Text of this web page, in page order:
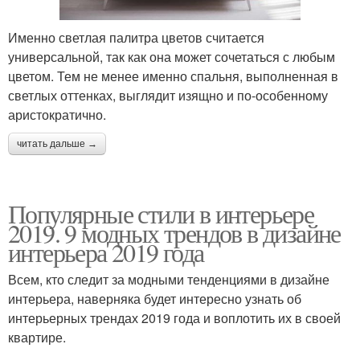
Именно светлая палитра цветов считается
универсальной, так как она может сочетаться с любым
цветом. Тем не менее именно спальня, выполненная в
светлых оттенках, выглядит изящно и по-особенному
аристократично.
читать дальше →
Популярные стили в интерьере
2019. 9 модных трендов в дизайне
интерьера 2019 года
Всем, кто следит за модными тенденциями в дизайне
интерьера, наверняка будет интересно узнать об
интерьерных трендах 2019 года и воплотить их в своей
квартире.